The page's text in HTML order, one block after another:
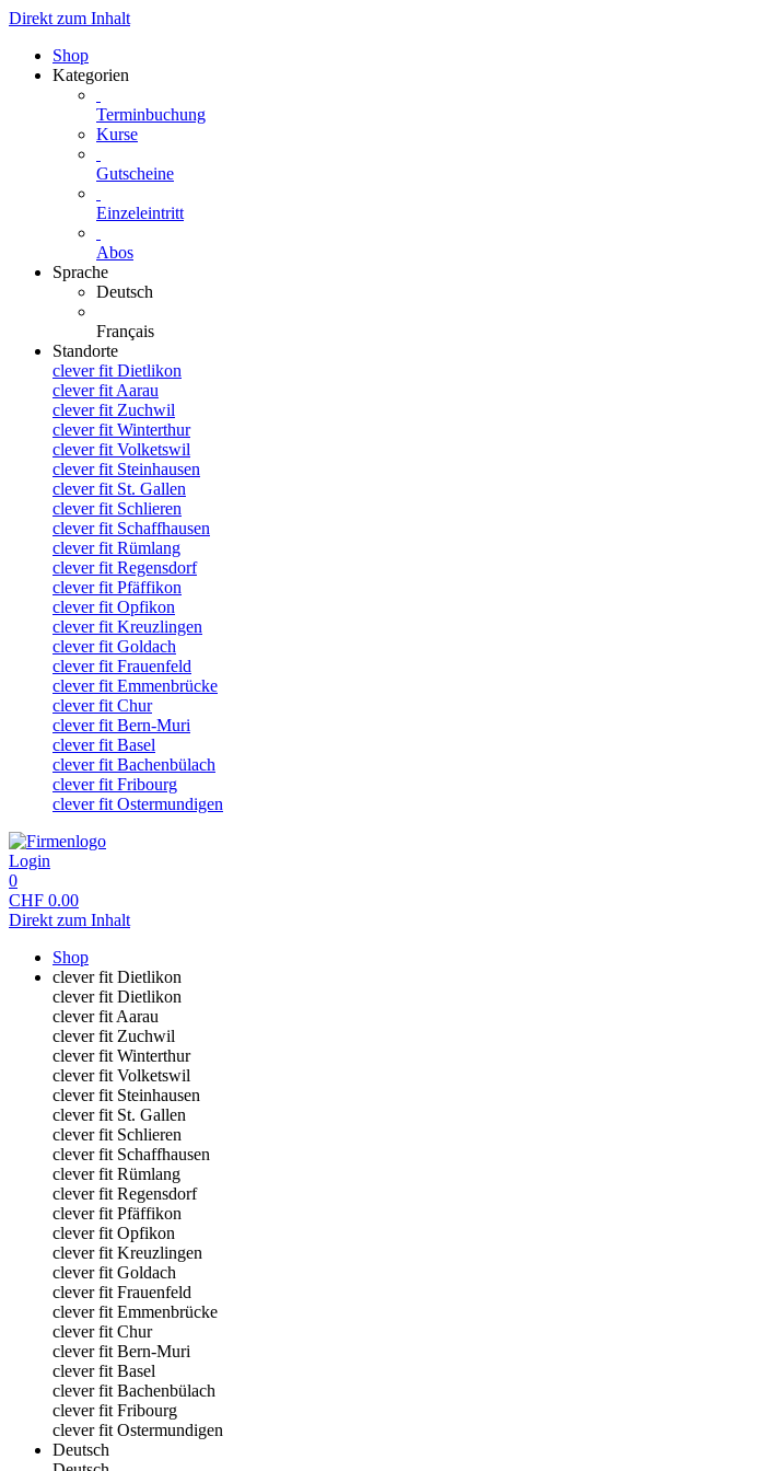
Direkt zum Inhalt
Shop
Kategorien
Terminbuchung
Kurse
Gutscheine
Einzeleintritt
Abos
Sprache
Deutsch
Français
Standorte
clever fit Dietlikon
clever fit Aarau
clever fit Zuchwil
clever fit Winterthur
clever fit Volketswil
clever fit Steinhausen
clever fit St. Gallen
clever fit Schlieren
clever fit Schaffhausen
clever fit Rümlang
clever fit Regensdorf
clever fit Pfäffikon
clever fit Opfikon
clever fit Kreuzlingen
clever fit Goldach
clever fit Frauenfeld
clever fit Emmenbrücke
clever fit Chur
clever fit Bern-Muri
clever fit Basel
clever fit Bachenbülach
clever fit Fribourg
clever fit Ostermundigen
Login
0
CHF 0.00
Direkt zum Inhalt
Shop
clever fit Dietlikon
clever fit Dietlikon
clever fit Aarau
clever fit Zuchwil
clever fit Winterthur
clever fit Volketswil
clever fit Steinhausen
clever fit St. Gallen
clever fit Schlieren
clever fit Schaffhausen
clever fit Rümlang
clever fit Regensdorf
clever fit Pfäffikon
clever fit Opfikon
clever fit Kreuzlingen
clever fit Goldach
clever fit Frauenfeld
clever fit Emmenbrücke
clever fit Chur
clever fit Bern-Muri
clever fit Basel
clever fit Bachenbülach
clever fit Fribourg
clever fit Ostermundigen
Deutsch